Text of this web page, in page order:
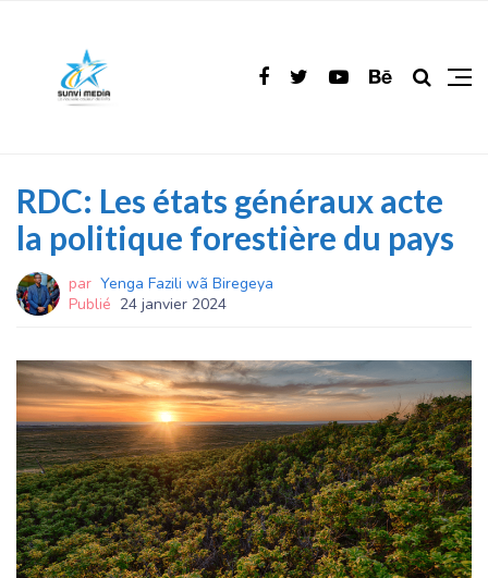
RDC: Les états généraux acte
la politique forestière du pays
par Yenga Fazili wã Biregeya
Publié 24 janvier 2024